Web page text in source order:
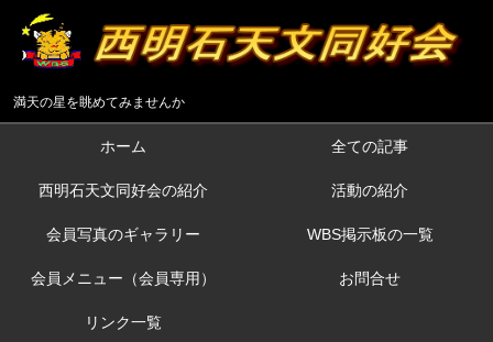
満天の星を眺めてみませんか
ホーム 全ての記事
西明石天文同好会の紹介 活動の紹介
会員写真のギャラリー WBS掲示板の一覧
会員メニュー（会員専用） お問合せ
リンク一覧